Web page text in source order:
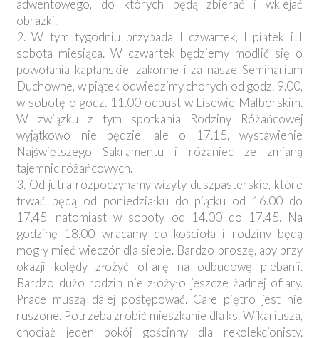
adwentowego, do których będą zbierać i wklejać
obrazki.
2. W tym tygodniu przypada I czwartek, I piątek i I
sobota miesiąca. W czwartek będziemy modlić się o
powołania kapłańskie, zakonne i za nasze Seminarium
Duchowne, w piątek odwiedzimy chorych od godz. 9.00,
w sobotę o godz. 11.00 odpust w Lisewie Malborskim.
W związku z tym spotkania Rodziny Różańcowej
wyjątkowo nie będzie, ale o 17.15, wystawienie
Najświętszego Sakramentu i różaniec ze zmianą
tajemnic różańcowych.
3. Od jutra rozpoczynamy wizyty duszpasterskie, które
trwać będą od poniedziałku do piątku od 16.00 do
17.45, natomiast w soboty od 14.00 do 17.45. Na
godzinę 18.00 wracamy do kościoła i rodziny będą
mogły mieć wieczór dla siebie. Bardzo proszę, aby przy
okazji kolędy złożyć ofiarę na odbudowę plebanii.
Bardzo dużo rodzin nie złożyło jeszcze żadnej ofiary.
Prace muszą dalej postępować. Całe piętro jest nie
ruszone. Potrzeba zrobić mieszkanie dla ks. Wikariusza,
chociaż jeden pokój gościnny dla rekolekcjonisty.